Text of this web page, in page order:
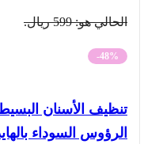
الحالي هو: 599 ريال.
-48%
تنظيف الأسنان البسيط
الرؤوس السوداء